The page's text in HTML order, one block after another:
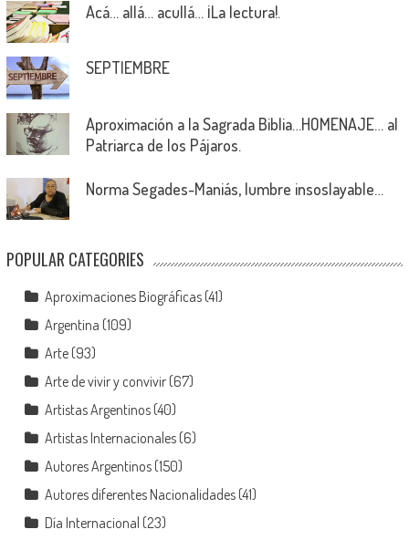
Acá… allá… acullá… ¡La lectura!.
SEPTIEMBRE
Aproximación a la Sagrada Biblia…HOMENAJE… al
Patriarca de los Pájaros.
Norma Segades-Maniás, lumbre insoslayable…
POPULAR CATEGORIES
Aproximaciones Biográficas(41)
Argentina (109)
Arte(93)
Arte de vivir y convivir(67)
Artistas Argentinos(40)
Artistas Internacionales(6)
Autores Argentinos(150)
Autores diferentes Nacionalidades(41)
Día Internacional (23)